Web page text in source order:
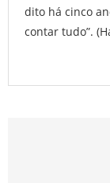
dito há cinco
contar tudo”.